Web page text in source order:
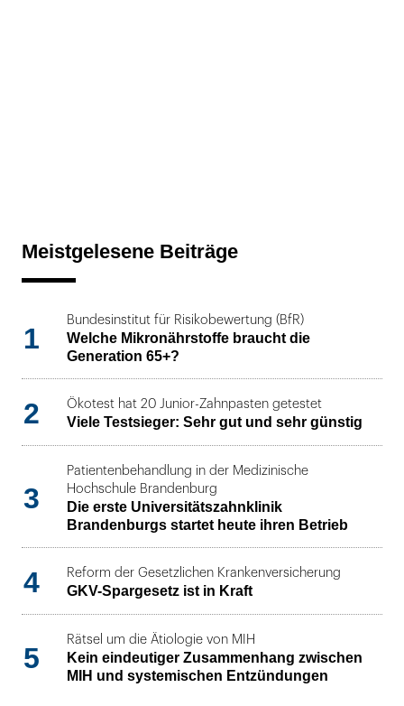
Meistgelesene Beiträge
1
Bundesinstitut für Risikobewertung (BfR)
Welche Mikronährstoffe braucht die
Generation 65+?
2 Ökotest hat 20 Junior-Zahnpasten getestet
Viele Testsieger: Sehr gut und sehr günstig
3
Patientenbehandlung in der Medizinische
Hochschule Brandenburg
Die erste Universitätszahnklinik
Brandenburgs startet heute ihren Betrieb
4 Reform der Gesetzlichen Krankenversicherung
GKV-Spargesetz ist in Kraft
5
Rätsel um die Ätiologie von MIH
Kein eindeutiger Zusammenhang zwischen
MIH und systemischen Entzündungen